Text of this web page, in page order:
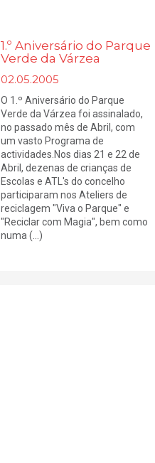
1.º Aniversário do Parque
Verde da Várzea
02.05.2005
O 1.º Aniversário do Parque
Verde da Várzea foi assinalado,
no passado mês de Abril, com
um vasto Programa de
actividades.Nos dias 21 e 22 de
Abril, dezenas de crianças de
Escolas e ATL's do concelho
participaram nos Ateliers de
reciclagem "Viva o Parque" e
"Reciclar com Magia", bem como
numa (...)